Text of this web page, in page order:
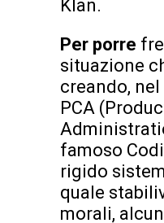
Klan.
Per porre
situazione
creando,
PCA
famoso
rigido
quale
morali,